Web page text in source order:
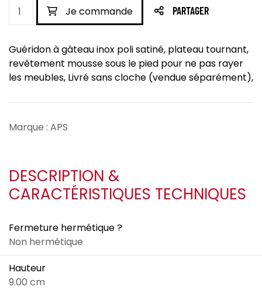
Je commande PARTAGER
Guéridon à gâteau inox poli satiné, plateau tournant,
revêtement mousse sous le pied pour ne pas rayer
les meubles, Livré sans cloche (vendue séparément),
Marque : APS
DESCRIPTION &
CARACTÉRISTIQUES TECHNIQUES
Fermeture hermétique ?
Non hermétique
Hauteur
9.00 cm